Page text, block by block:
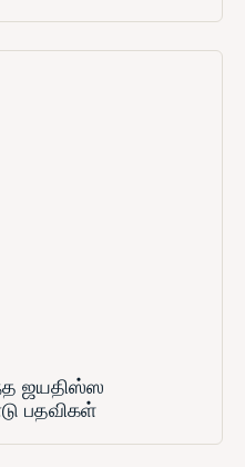
ஜயதிஸ்ஸ
பதவிகள்